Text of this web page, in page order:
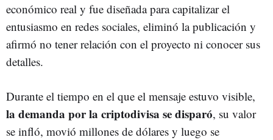
económico real y fue diseñada para capitalizar el
entusiasmo en redes sociales, eliminó la publicación y
afirmó no tener relación con el proyecto ni conocer sus
detalles.
Durante el tiempo en el que el mensaje estuvo visible,
la demanda por la criptodivisa se disparó, su valor
se infló, movió millones de dólares y luego se